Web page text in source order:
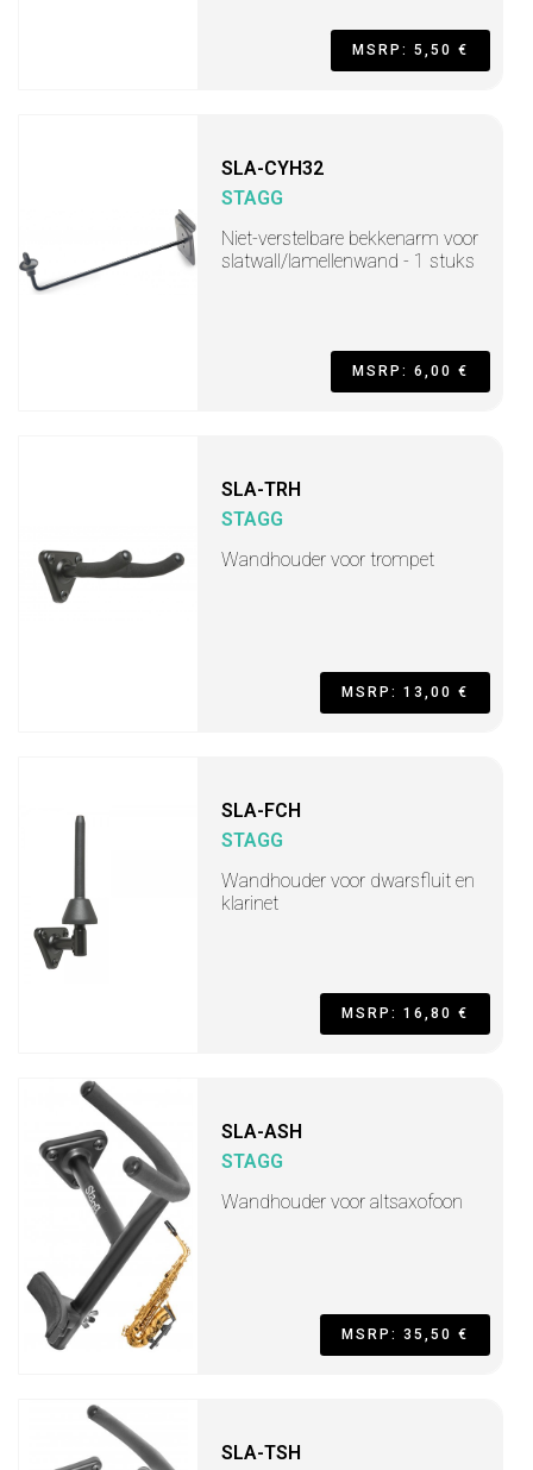
MSRP: 5,50 €
SLA-CYH32
STAGG
Niet-verstelbare bekkenarm voor
slatwall/lamellenwand - 1 stuks
MSRP: 6,00 €
SLA-TRH
STAGG
Wandhouder voor trompet
MSRP: 13,00 €
SLA-FCH
STAGG
Wandhouder voor dwarsfluit en
klarinet
MSRP: 16,80 €
SLA-ASH
STAGG
Wandhouder voor altsaxofoon
MSRP: 35,50 €
SLA-TSH